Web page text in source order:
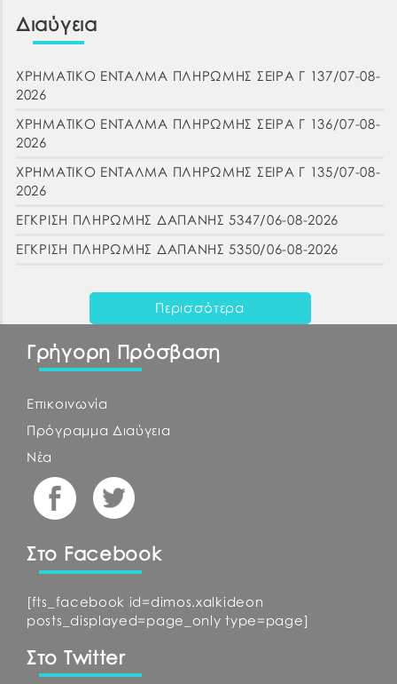
Διαύγεια
ΧΡΗΜΑΤΙΚΟ ΕΝΤΑΛΜΑ ΠΛΗΡΩΜΗΣ ΣΕΙΡΑ Γ 137/07-08-
2026
ΧΡΗΜΑΤΙΚΟ ΕΝΤΑΛΜΑ ΠΛΗΡΩΜΗΣ ΣΕΙΡΑ Γ 136/07-08-
2026
ΧΡΗΜΑΤΙΚΟ ΕΝΤΑΛΜΑ ΠΛΗΡΩΜΗΣ ΣΕΙΡΑ Γ 135/07-08-
2026
ΕΓΚΡΙΣΗ ΠΛΗΡΩΜΗΣ ΔΑΠΑΝΗΣ 5347/06-08-2026
ΕΓΚΡΙΣΗ ΠΛΗΡΩΜΗΣ ΔΑΠΑΝΗΣ 5350/06-08-2026
Περισσότερα
Γρήγορη Πρόσβαση
Επικοινωνία
Πρόγραμμα Διαύγεια
Νέα
Στο Facebook
[fts_facebook id=dimos.xalkideon
posts_displayed=page_only type=page]
Στο Twitter